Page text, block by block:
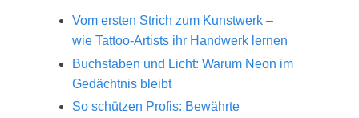
Vom ersten Strich zum Kunstwerk –
wie Tattoo-Artists ihr Handwerk lernen
Buchstaben und Licht: Warum Neon im
Gedächtnis bleibt
So schützen Profis: Bewährte